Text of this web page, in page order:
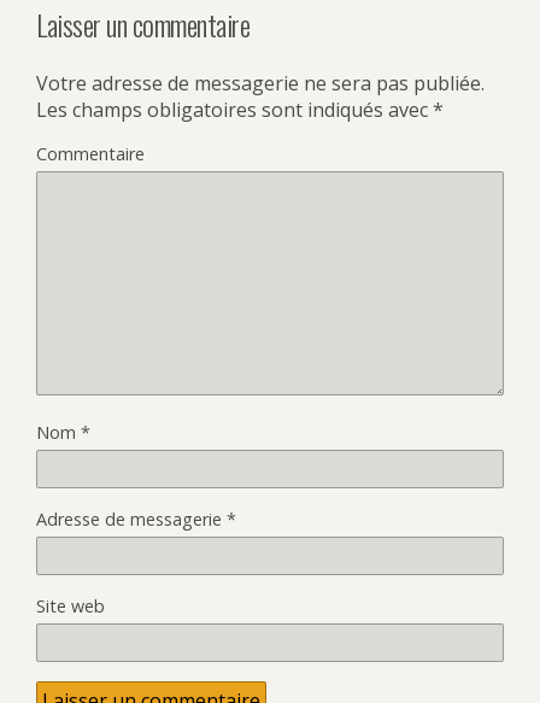
Laisser un commentaire
Votre adresse de messagerie ne sera pas publiée.
Les champs obligatoires sont indiqués avec*
Commentaire
Nom *
Adresse de messagerie *
Site web